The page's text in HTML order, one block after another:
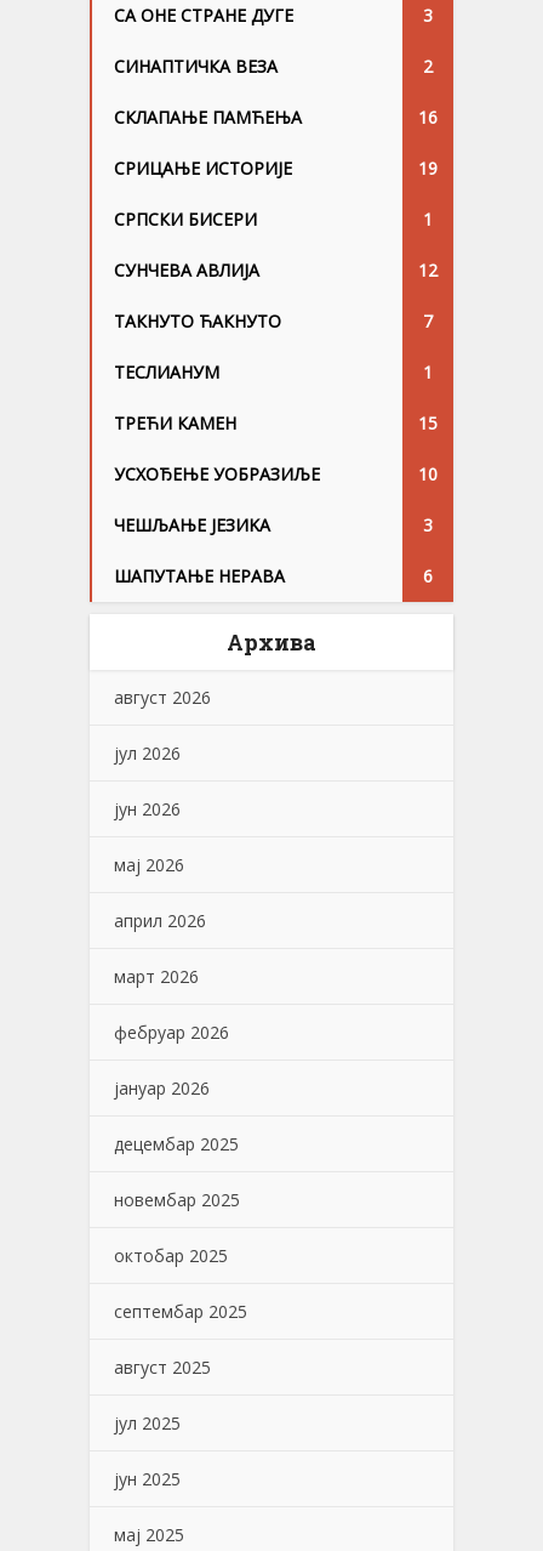
СА ОНЕ СТРАНЕ ДУГЕ 3
СИНАПТИЧКА ВЕЗА 2
СКЛАПАЊЕ ПАМЋЕЊА 16
СРИЦАЊЕ ИСТОРИЈЕ 19
СРПСКИ БИСЕРИ 1
СУНЧЕВА АВЛИЈА 12
ТАКНУТО ЋАКНУТО 7
ТЕСЛИАНУМ 1
ТРЕЋИ КАМЕН 15
УСХОЂЕЊЕ УОБРАЗИЉЕ 10
ЧЕШЉАЊЕ ЈЕЗИKА 3
ШАПУТАЊЕ НЕРАВА 6
Архива
август 2026
јул 2026
јун 2026
мај 2026
април 2026
март 2026
фебруар 2026
јануар 2026
децембар 2025
новембар 2025
октобар 2025
септембар 2025
август 2025
јул 2025
јун 2025
мај 2025